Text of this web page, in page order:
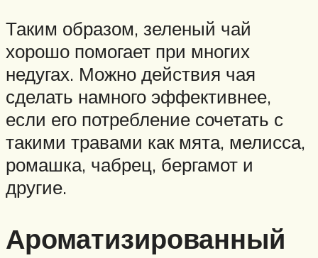
Таким образом, зеленый чай
хорошо помогает при многих
недугах. Можно действия чая
сделать намного эффективнее,
если его потребление сочетать с
такими травами как мята, мелисса,
ромашка, чабрец, бергамот и
другие.
Ароматизированный